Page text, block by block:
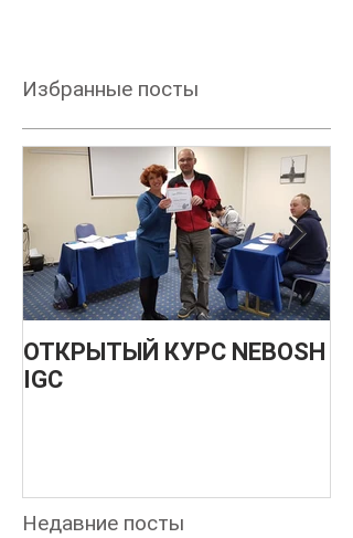
Избранные посты
ОТКРЫТЫЙ КУРС NEBOSH
IGC
Недавние посты